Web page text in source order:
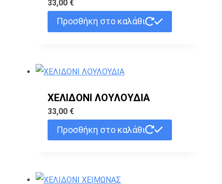
33,00 €
Προσθήκη στο καλάθι
ΧΕΛΙΔΟΝΙ ΛΟΥΛΟΥΔΙΑ
33,00 €
Προσθήκη στο καλάθι